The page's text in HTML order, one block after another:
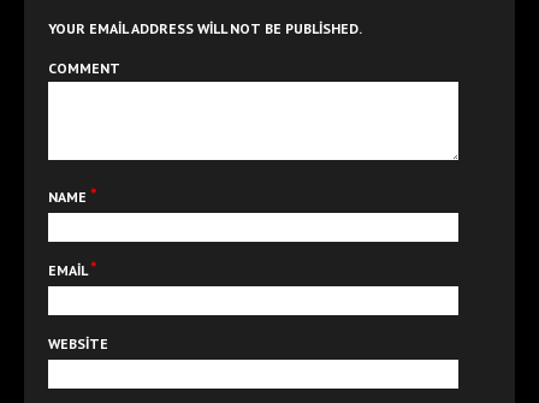
YOUR EMAIL ADDRESS WILL NOT BE PUBLISHED.
COMMENT
NAME *
EMAIL*
WEBSITE